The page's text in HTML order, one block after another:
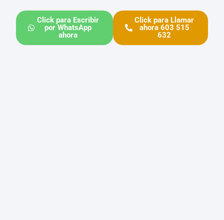
Click para Escribir
por WhatsApp
ahora
Click para Llamar
ahora 603 515
632